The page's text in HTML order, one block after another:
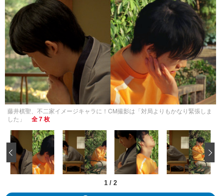
藤井棋聖、不二家イメージキャラに！CM撮影は「対局よりもかなり緊張しま
した」
全 7 枚
1 / 2
‹